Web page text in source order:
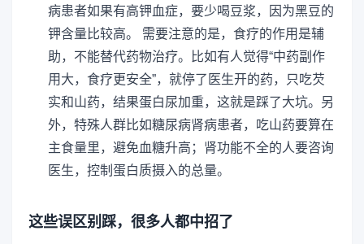
病患者如果有高钾血症，要少喝豆浆，因为黑豆的
钾含量比较高。 需要注意的是，食疗的作用是辅
助，不能替代药物治疗。比如有人觉得“中药副作
用大，食疗更安全”，就停了医生开的药，只吃芡
实和山药，结果蛋白尿加重，这就是踩了大坑。另
外，特殊人群比如糖尿病肾病患者，吃山药要算在
主食量里，避免血糖升高；肾功能不全的人要咨询
医生，控制蛋白质摄入的总量。
这些误区别踩，很多人都中招了